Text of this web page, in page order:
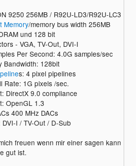
9250 256MB / R92U-LD3/R92U-LC3
Memory/memory bus width 256MB
und 128 bit
- VGA, TV-Out, DVI-I
Per Second: 4.0G samples/sec
Bandwidth: 128bit
s: 4 pixel pipelines
Rate: 1G pixels /sec.
DirectX 9.0 compliance
OpenGL 1.3
400 MHz DACs
I / TV-Out / D-Sub
freuen wenn mir einer sagen kann
gut ist.